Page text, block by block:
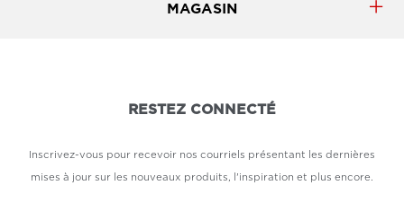
MAGASIN
RESTEZ CONNECTÉ
Inscrivez-vous pour recevoir nos courriels présentant les dernières
mises à jour sur les nouveaux produits, l'inspiration et plus encore.